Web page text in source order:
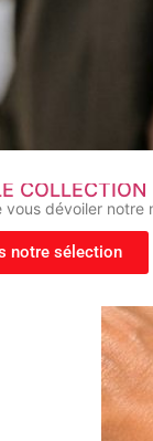
COLLECTION
vous dévoiler
notre sélection